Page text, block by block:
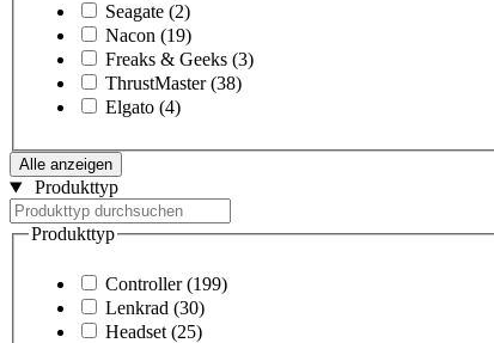
Seagate (2)
Nacon (19)
Freaks & Geeks (3)
ThrustMaster (38)
Elgato (4)
Alle anzeigen
Produkttyp
Produkttyp
Controller (199)
Lenkrad (30)
Headset (25)